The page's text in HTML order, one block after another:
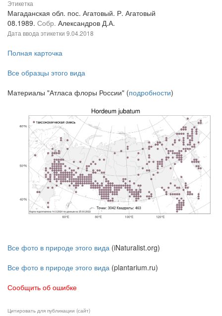
Этикетка
Магаданская обл. пос. Агатовый. Р. Агатовый
08.1989. Собр. Александров Д.А.
Дата ввода этикетки 9.04.2018
Полная карточка
Все образцы этого вида
Материалы "Атласа флоры России" (подробности)
Все фото в природе этого вида (iNaturalist.org)
Все фото в природе этого вида (plantarium.ru)
Сообщить об ошибке
Цитировать для публикации (сайт)